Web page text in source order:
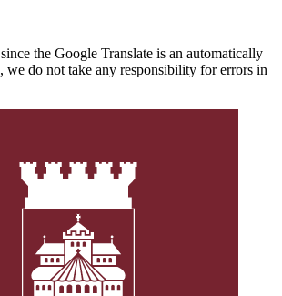
the Google Translate is an automatically
we do not take any responsibility for errors in